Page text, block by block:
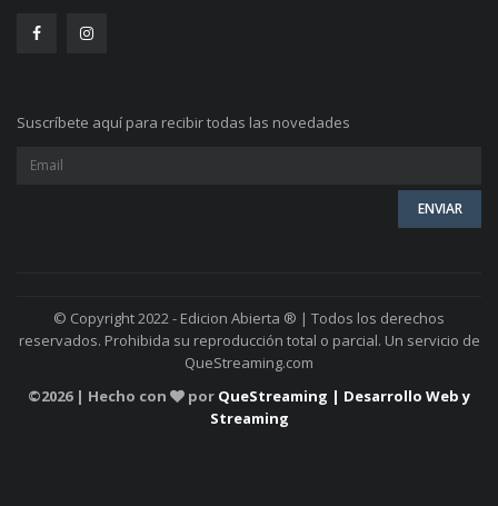
Suscríbete aquí para recibir todas las novedades
© Copyright 2022 - Edicion Abierta ® | Todos los derechos
reservados. Prohibida su reproducción total o parcial. Un servicio de
QueStreaming.com
©2026 | Hecho con por QueStreaming | Desarrollo Web y
Streaming